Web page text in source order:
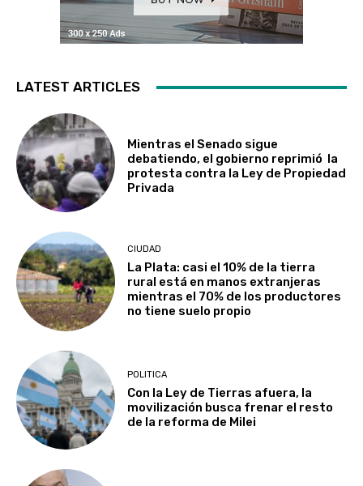
LATEST ARTICLES
Mientras el Senado sigue
debatiendo, el gobierno reprimió la
protesta contra la Ley de Propiedad
Privada
CIUDAD
La Plata: casi el 10% de la tierra
rural está en manos extranjeras
mientras el 70% de los productores
no tiene suelo propio
POLITICA
Con la Ley de Tierras afuera, la
movilización busca frenar el resto
de la reforma de Milei